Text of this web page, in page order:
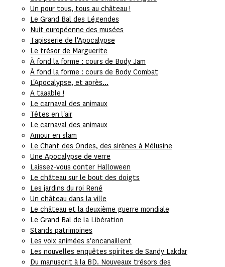
Un pour tous, tous au château !
Le Grand Bal des Légendes
Nuit européenne des musées
Tapisserie de l'Apocalypse
Le trésor de Marguerite
À fond la forme : cours de Body Jam
À fond la forme : cours de Body Combat
L'Apocalypse, et après...
A taaable !
Le carnaval des animaux
Têtes en l'air
Le carnaval des animaux
Amour en slam
Le Chant des Ondes, des sirènes à Mélusine
Une Apocalypse de verre
Laissez-vous conter Halloween
Le château sur le bout des doigts
Les jardins du roi René
Un château dans la ville
Le château et la deuxième guerre mondiale
Le Grand Bal de la Libération
Stands patrimoines
Les voix animées s'encanaillent
Les nouvelles enquêtes spirites de Sandy Lakdar
Du manuscrit à la BD. Nouveaux trésors des